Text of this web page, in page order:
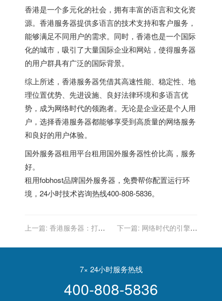
香港是一个多元化的社会，拥有丰富的语言和文化资
源。香港服务器提供多语言的技术支持和客户服务，
能够满足不同用户的需求。同时，香港也是一个国际
化的城市，吸引了大量国际企业和网站，使得服务器
的用户群具有广泛的国际背景。
综上所述，香港服务器凭借其高速性能、稳定性、地
理位置优势、先进设施、良好法律环境和多语言优
势，成为网络时代的领跑者。无论是企业还是个人用
户，选择香港服务器都能够享受到高质量的网络服务
和良好的用户体验。
国外服务器租用平台租用国外服务器性价比高，服务
好。
租用fobhost品牌国外服务器，免费帮你配置运行环
境，24小时技术咨询热线400-808-5836。
上一篇: 香港服务器：打造
下一篇: 网络时代的引擎：
7× 24小时服务热线
400-808-5836